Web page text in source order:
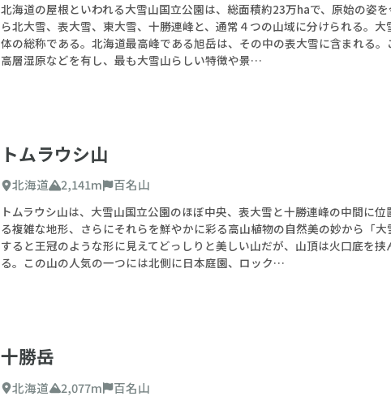
北海道の屋根といわれる大雪山国立公園は、総面積約23万haで、原始の姿
ら北大雪、表大雪、東大雪、十勝連峰と、通常４つの山域に分けられる。
体の総称である。北海道最高峰である旭岳は、その中の表大雪に含まれる
高層湿原などを有し、最も大雪山らしい特徴や景…
トムラウシ山
北海道 2,141m 百名山
トムラウシ山は、大雪山国立公園のほぼ中央、表大雪と十勝連峰の中間に
る複雑な地形、さらにそれらを鮮やかに彩る高山植物の自然美の妙から「
すると王冠のような形に見えてどっしりと美しい山だが、山頂は火口底を
る。この山の人気の一つには北側に日本庭園、ロック…
十勝岳
北海道 2,077m 百名山